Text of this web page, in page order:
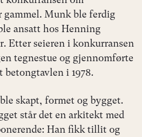
gammel. Munk ble ferdig
ansatt hos Henning
Etter seieren i konkurransen
tegnestue og gjennomførte
i 1978.
skapt, formet og bygget.
står det en arkitekt med
Han fikk tillit og